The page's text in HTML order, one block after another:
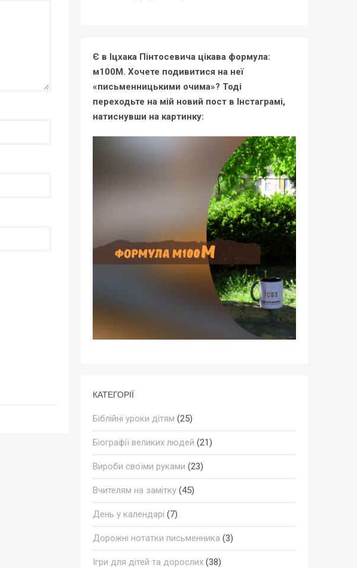
Є в Іцхака Пінтосевича цікава формула:
м100М. Хочете подивитися на неї
«письменницькими очима»? Тоді
переходьте на мій новий пост в Інстаграмі,
натиснувши на картинку:
КАТЕГОРІЇ
Біблійні уроки дітям (25)
Біографії великих людей (21)
Вироби своїми руками (23)
Вчителям на замітку(45)
День у календарі (7)
Дорожні нотатки письменника (3)
Ігри для дітей та дорослих(38)